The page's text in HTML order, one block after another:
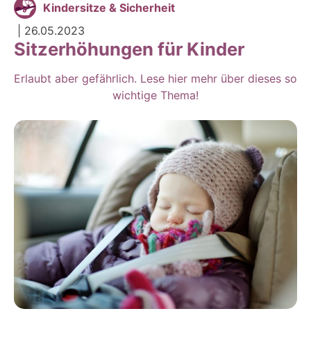
Kindersitze & Sicherheit
26.05.2023
Sitzerhöhungen für Kinder
Erlaubt aber gefährlich. Lese hier mehr über dieses so
wichtige Thema!